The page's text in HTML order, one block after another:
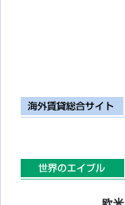
海外賃貸総合
世界のエイブ